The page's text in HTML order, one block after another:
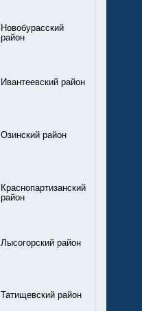
Новобурасский
район
Ивантеевский район
Озинский район
Краснопартизанский
район
Лысогорский район
Татищевский район